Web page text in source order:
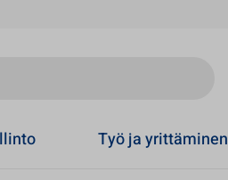
Työ ja yrittäminen